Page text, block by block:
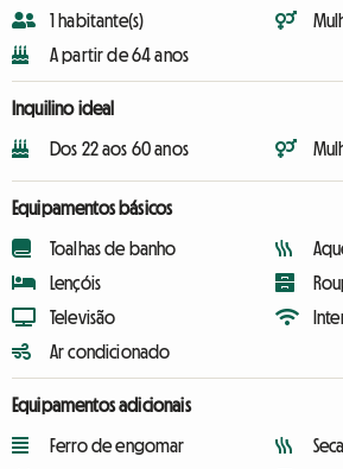
1 habitante(s)
A partir de 64 anos
Inquilino ideal
Dos 22 aos 60 anos
Equipamentos básicos
Toalhas de banho
Lençóis
Televisão
Ar condicionado
Equipamentos adicionais
Ferro de engomar